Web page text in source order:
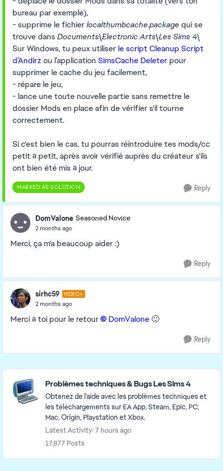
bureau par exemple),
- supprime le fichierlocalthumbcache.package qui se
trouve dans Documents\Electronic Arts\Les Sims 4\
Sur Windows, tu peux utiliser le script Cleanup Script
d’Andirz ou l’application SimsCache Deleter pour
supprimer le cache du jeu facilement,
- répare le jeu,
- lance une toute nouvelle partie sans remettre le
dossier Mods en place afin de vérifier s'il tourne
correctement.
Si c'est bien le cas, tu pourras réintroduire tes mods/cc
petit à petit, après avoir vérifié auprès du créateur s'ils
ont bien été mis à jour.
MARKED AS SOLUTION Reply
DomValone Seasoned Novice
2 months ago
Merci, ça m'a beaucoup aider :)
Reply
sirhc59 HERO+
2 months ago
Merci à toi pour le retour DomValone​ 🙂
Reply
Featured Places
Problèmes techniques & Bugs Les Sims 4
Obtenez de l'aide avec les problèmes techniques et
les téléchargements sur EA App, Steam, Epic, PC,
Mac, Origin, Playstation et Xbox.
Latest Activity: 7 hours ago
17,877 Posts